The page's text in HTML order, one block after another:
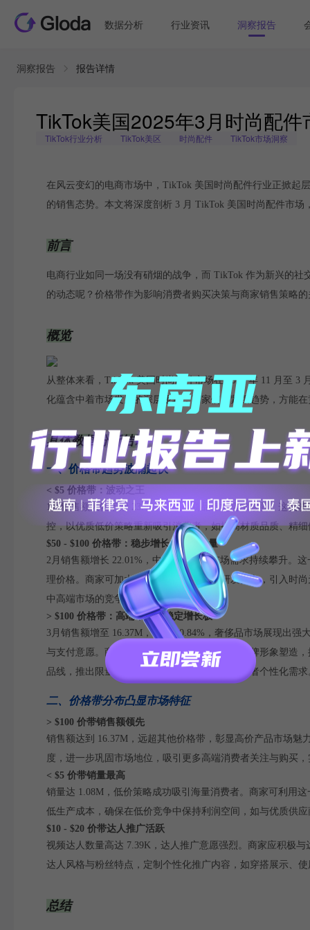
数据分析 行业资讯 洞察报告
洞察报告 报告详情
TikTok美国2025年3月时尚配
TikTok行业分析 TikTok美区 时尚配件 TikTok市场洞察
在风云变幻的电商市场中，TikTok 美国时尚配件行业正掀起
的销售态势。本文将深度剖析 3 月 TikTok 美国时尚配件市
前言
电商行业如同一场没有硝烟的战争，而 TikTok 作为新兴的
的动态呢？价格带作为影响消费者购买决策与商家销售策略
概览
从整体来看，TikTok 美国时尚配件市场在 2024 年 11 月至
化蕴含中着市场发展的深层逻辑，商家们需紧跟趋势，方能
具体数据分析结论
一、价格带趋势波澜起伏
< $5 价格带：波动之王
1月销售额大幅下滑 23.45%，低价商品市场需求减弱。这反
控，以优质低价策略重新吸引消费者，如提高材质品质、精
$50 - $100 价格带：稳步增长的中坚力量
2月销售额增长 22.01%，中高价位商品市场需求持续攀升。
理价格。商家可加大在这一价格带的产品研发投入，引入时
中高端市场的竞争力。
> $100 价格带：高端市场的稳定增长极
3月销售额增至 16.37M，增长 30.84%，奢侈品市场展现出
与支付意愿。商家应持续深耕高端市场，强化品牌形象塑造
品线，推出限量版或合作款单品，满足高端消费者个性化需求
二、价格带分布凸显市场特征
> $100 价带销售额领先
销售额达到 16.37M，远超其他价格带，彰显高价产品市场
度，进一步巩固市场地位，吸引更多高端消费者关注与购买
< $5 价带销量最高
销量达 1.08M，低价策略成功吸引海量消费者。商家可利用
低生产成本，确保在低价竞争中保持利润空间，如与优质供
$10 - $20 价带达人推广活跃
视频达人数量高达 7.39K，达人推广意愿强烈。商家应积极
达人风格与粉丝特点，定制个性化推广内容，如穿搭展示、
总结